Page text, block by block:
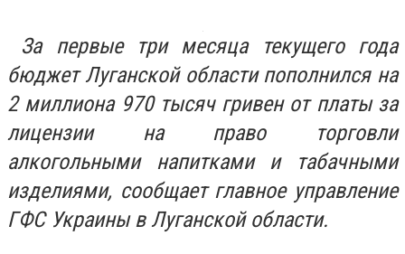
За первые три месяца текущего года
бюджет Луганской области пополнился на
2 миллиона 970 тысяч гривен от платы за
лицензии на право торговли
алкогольными напитками и табачными
изделиями, сообщает главное управление
ГФС Украины в Луганской области.